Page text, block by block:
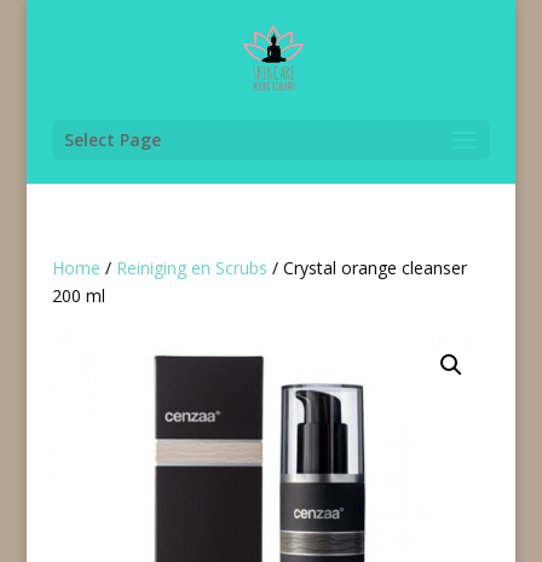
Select Page
Home / Reiniging en Scrubs / Crystal orange cleanser
200 ml